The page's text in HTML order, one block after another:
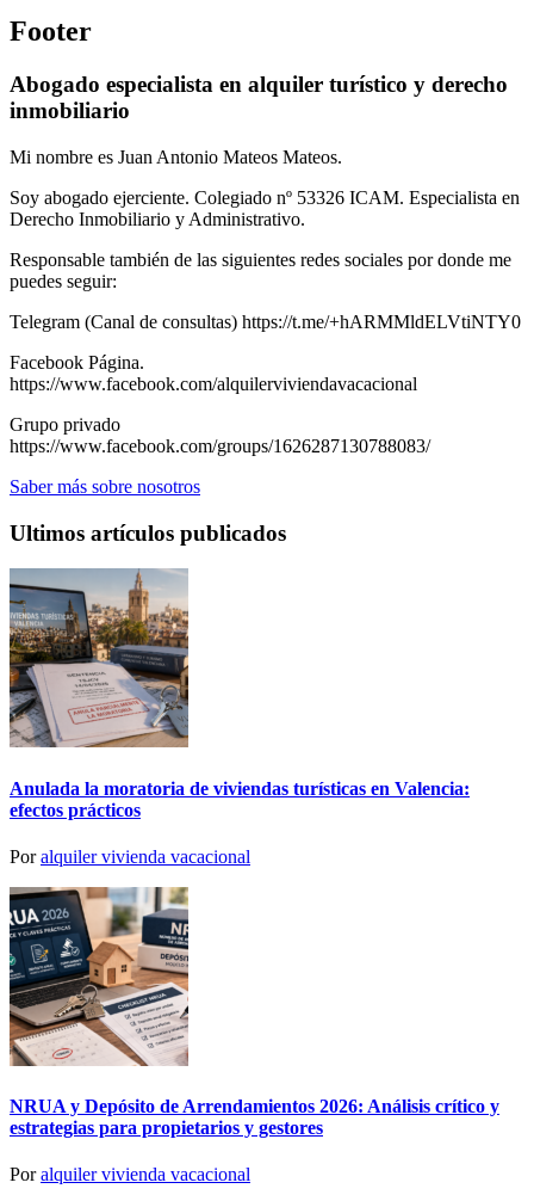
Footer
Abogado especialista en alquiler turístico y derecho
inmobiliario
Mi nombre es Juan Antonio Mateos Mateos.
Soy abogado ejerciente. Colegiado nº 53326 ICAM. Especialista en
Derecho Inmobiliario y Administrativo.
Responsable también de las siguientes redes sociales por donde me
puedes seguir:
Telegram (Canal de consultas) https://t.me/+hARMMldELVtiNTY0
Facebook Página.
https://www.facebook.com/alquilerviviendavacacional
Grupo privado
https://www.facebook.com/groups/1626287130788083/
Saber más sobre nosotros
Ultimos artículos publicados
Anulada la moratoria de viviendas turísticas en Valencia:
efectos prácticos
Poralquiler vivienda vacacional
NRUA y Depósito de Arrendamientos 2026: Análisis crítico y
estrategias para propietarios y gestores
Poralquiler vivienda vacacional